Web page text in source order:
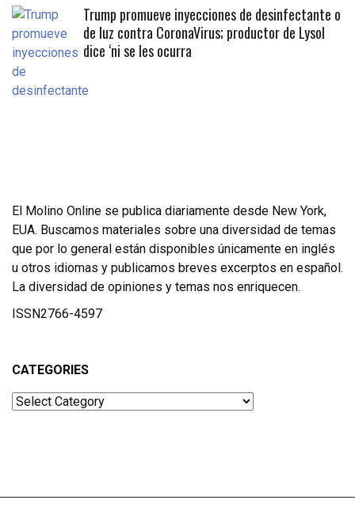
Trump promueve inyecciones de desinfectante o
de luz contra CoronaVirus; productor de Lysol
dice ‘ni se les ocurra
El Molino Online se publica diariamente desde New York,
EUA. Buscamos materiales sobre una diversidad de temas
que por lo general están disponibles únicamente en inglés
u otros idiomas y publicamos breves excerptos en español.
La diversidad de opiniones y temas nos enriquecen.
ISSN2766-4597
CATEGORIES
Categories